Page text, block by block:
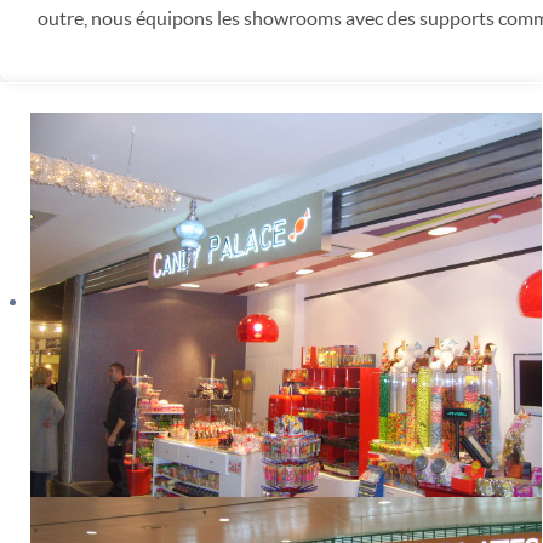
outre, nous équipons les showrooms avec des supports